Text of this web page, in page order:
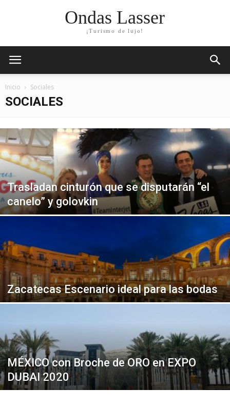
Ondas Lasser
¡Turismo de lujo!
Inicio Sociales
SOCIALES
Trasladan cinturón que se disputarán “el
canelo” y golovkin
Zacatecas Escenario ideal para las bodas
MÉXICO con Broche de ORO en EXPO
DUBAI 2020